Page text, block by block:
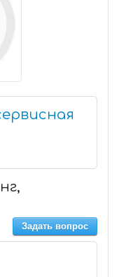
Задать вопрос